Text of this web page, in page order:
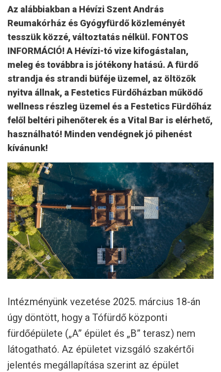
Az alábbiakban a Hévízi Szent András
Reumakórház és Gyógyfürdő közleményét
tesszük közzé, változtatás nélkül. FONTOS
INFORMÁCIÓ! A Hévízi-tó vize kifogástalan,
meleg és továbbra is jótékony hatású. A fürdő
strandja és strandi büféje üzemel, az öltözők
nyitva állnak, a Festetics Fürdőházban működő
wellness részleg üzemel és a Festetics Fürdőház
felől beltéri pihenőterek és a Vital Bar is elérhető,
használható! Minden vendégnek jó pihenést
kívánunk!
Intézményünk vezetése 2025. március 18-án
úgy döntött, hogy a Tófürdő központi
fürdőépülete („A” épület és „B” terasz) nem
látogatható. Az épületet vizsgáló szakértői
jelentés megállapítása szerint az épület